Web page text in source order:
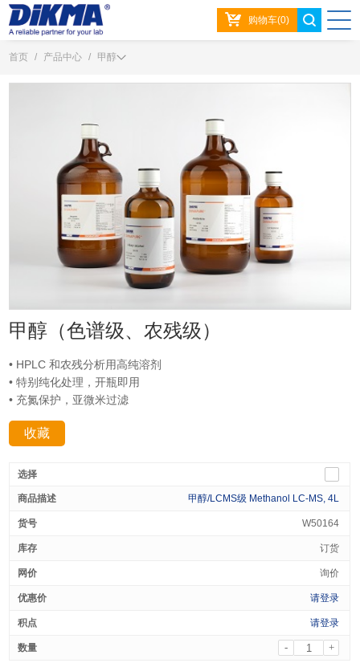
购物车(0)
首页 / 产品中心 / 甲醇
甲醇（色谱级、农残级）
• HPLC 和农残分析用高纯溶剂
• 特别纯化处理，开瓶即用
• 充氮保护，亚微米过滤
收藏
甲醇/LCMS级 Methanol LC-MS, 4L
W50164
订货
询价
请登录
请登录
- +